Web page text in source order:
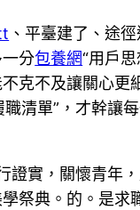
、平臺建了、途
分包養網“用戶
克不及讓關心
清單”，才幹讓
證實，關懷青年
祭典。的。是求